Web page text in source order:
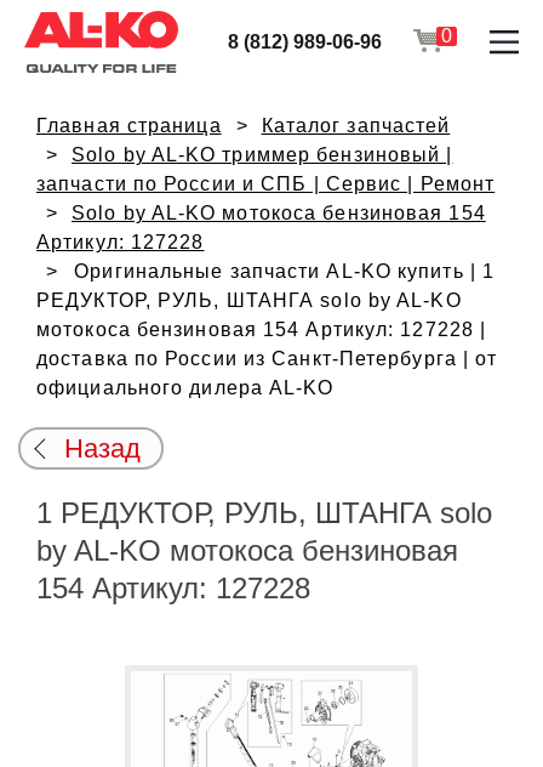
8 (812) 989-06-96 0
Главная страница
Каталог запчастей
Solo by AL-KO триммер бензиновый |
запчасти по России и СПБ | Сервис | Ремонт
Solo by AL-KO мотокоса бензиновая 154
Артикул: 127228
Оригинальные запчасти AL-KO купить | 1
РЕДУКТОР, РУЛЬ, ШТАНГА solo by AL-KO
мотокоса бензиновая 154 Артикул: 127228 |
доставка по России из Санкт-Петербурга | от
официального дилера AL-KO
Назад
1 РЕДУКТОР, РУЛЬ, ШТАНГА solo
by AL-KO мотокоса бензиновая
154 Артикул: 127228